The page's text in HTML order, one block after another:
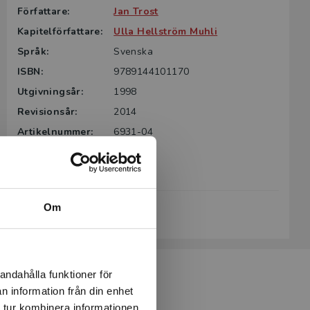
Om
funktioner för
information från din enhet
kombinera informationen
Författare:
Jan Trost
Kapitelförfattare:
Ulla Hellström Muhli
Språk:
Svenska
ISBN:
9789144101170
Utgivningsår:
1998
Revisionsår:
2014
Artikelnummer:
6931-04
Fjärde
96
Köp- och leveransvillkor